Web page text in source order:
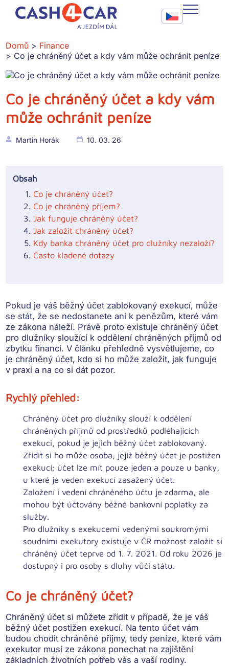
Co je chráněný účet a kdy vám může ochránit peníze
CASH4CAR
SLUŽBY
KONTAKT
Call To Action
Domů
Finance
Co je chráněný účet a kdy vám může ochránit peníze
Co je chráněný účet a kdy vám
může ochránit peníze
Martin Horák 10. 03. 26
Obsah
Co je chráněný účet?
Co je chráněný příjem?
Jak funguje chráněný účet?
Jak založit chráněný účet?
Kdy banka chráněný účet pro dlužníky nezaloží?
Často kladené dotazy
Pokud je váš běžný účet zablokovaný exekucí, může
se stát, že se nedostanete ani k penězům, které vám
ze zákona náleží. Právě proto existuje chráněný účet
pro dlužníky sloužící k oddělení chráněných příjmů od
zbytku financí. V článku přehledně vysvětlujeme, co
je chráněný účet, kdo si ho může založit, jak funguje
v praxi a na co si dát pozor.
Rychlý přehled:
Chráněný účet pro dlužníky slouží k oddělení
chráněných příjmů od prostředků podléhajících
exekuci, pokud je jejich běžný účet zablokovaný.
Zřídit si ho může osoba, jejíž běžný účet je postižen
exekucí; účet lze mít pouze jeden a pouze u banky,
u které je veden exekucí zasažený účet.
Založení i vedení chráněného účtu je zdarma, ale
mohou být účtovány běžné bankovní poplatky za
služby.
Pro dlužníky s exekucemi vedenými soukromými
soudními exekutory existuje v ČR možnost založit si
chráněný účet teprve od 1. 7. 2021. Od roku 2026 je
dostupný i pro osoby s dluhy vůči státu.
Co je chráněný účet?
Chráněný účet si můžete zřídit v případě, že je váš
běžný účet postižen exekucí. Na tento účet vám
budou choditchráněné příjmy, tedy peníze, které vám
exekutor musí ze zákona ponechat na zajištění
základních životních potřeb vás a vaší rodiny.